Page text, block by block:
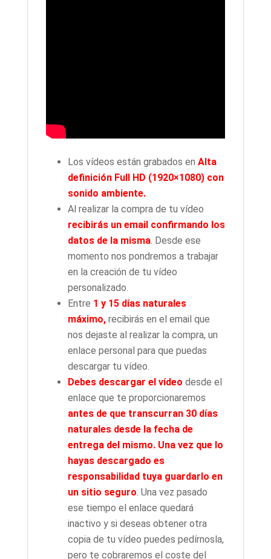
Los vídeos están grabados en Alta
definición Full HD (1920×1080) con
sonido ambiente.
Al realizar la compra de tu vídeo
recibirás un email confirmando los
datos de la misma. Desde ese
momento nos pondremos a trabajar
en la creación de tu vídeo
personalizado.
Entre 1 y 15 días naturales
máximo, recibirás en el email que
nos dejaste al realizar la compra, un
enlace personal para que puedas
descargar tu vídeo.
Debes descargar el vídeo desde el
enlace que te proporcionaremos
antes de que transcurran 30 días
naturales desde la fecha de
entrega del mismo. Una vez que lo
hayas descargado es
responsabilidad tuya guardarlo en
un sitio seguro. Una vez pasado
ese tiempo el enlace quedará
inactivo y si deseas obtener otra
copia de tu vídeo puedes pedírnosla,
pero te cobraremos el coste del